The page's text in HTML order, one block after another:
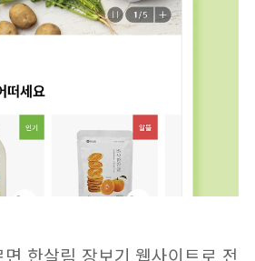
한살림 장보기 웹사이트로 전